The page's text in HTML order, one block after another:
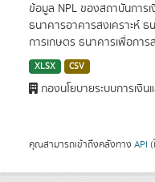
ข้อมูล NPL ของสถาบันการ
ธนาคารอาคารสงเคราะห์
การเกษตร ธนาคารเพื่อการ
XLSX CSV
กองนโยบายระบบการเงิน
คุณสามารถเข้าถึงคลังทาง API